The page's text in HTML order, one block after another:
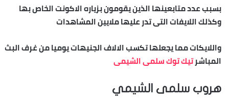
بسبب عدد متابعينها الذين يقومون بزياره الاكونت الخاص بها
وكذلك اللايفات التى تدر عليها ملايين المشاهدات
واللايكات مما يجعلها تكسب الالاف الجنيهات يوميا من غرف البث
المباشرتيك توك سلمى الشيمى
هروب سلمى الشيمي